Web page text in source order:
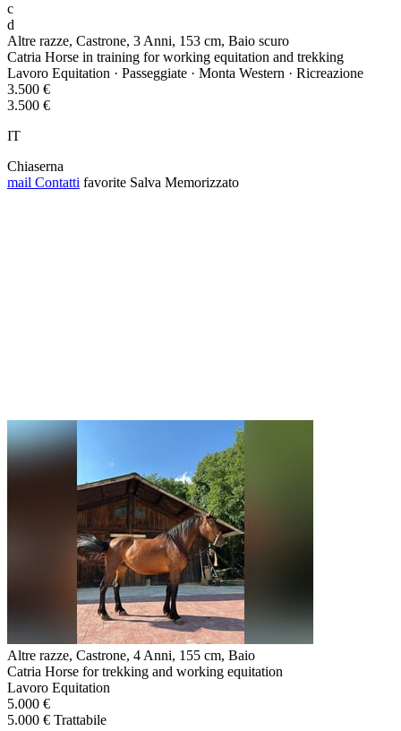
c
d
Altre razze, Castrone, 3 Anni, 153 cm, Baio scuro
Catria Horse in training for working equitation and trekking
Lavoro Equitation · Passeggiate · Monta Western · Ricreazione
3.500 €
3.500 €
IT
Chiaserna
mail Contatti favorite Salva Memorizzato
Altre razze, Castrone, 4 Anni, 155 cm, Baio
Catria Horse for trekking and working equitation
Lavoro Equitation
5.000 €
5.000 € Trattabile